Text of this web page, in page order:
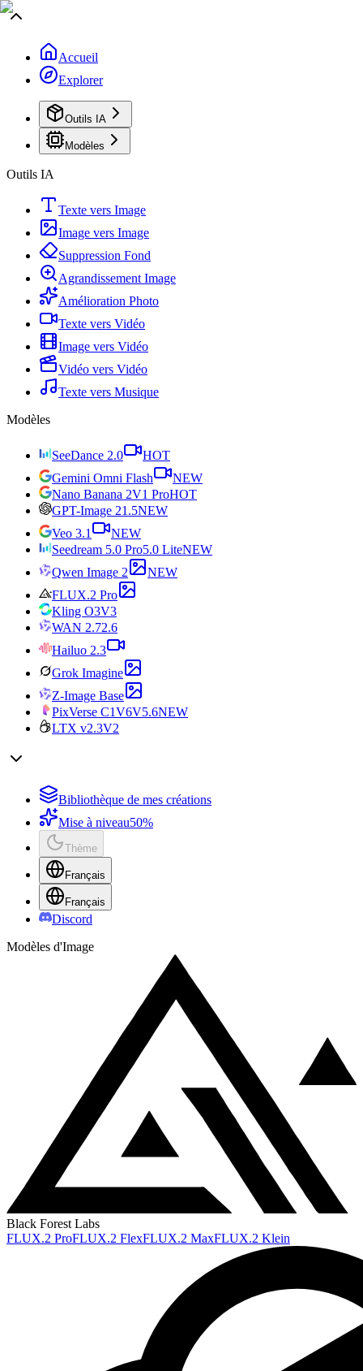
Accueil
Explorer
Outils IA
Modèles
Outils IA
Texte vers Image
Image vers Image
Suppression Fond
Agrandissement Image
Amélioration Photo
Texte vers Vidéo
Image vers Vidéo
Vidéo vers Vidéo
Texte vers Musique
Modèles
SeeDance 2.0
HOT
Gemini Omni Flash
NEW
Nano Banana 2V1 ProHOT
GPT-Image 21.5NEW
Veo 3.1
NEW
Seedream 5.0 Pro5.0 LiteNEW
Qwen Image 2
NEW
FLUX.2 Pro
Kling O3V3
WAN 2.72.6
Hailuo 2.3
Grok Imagine
Z-Image Base
PixVerse C1V6V5.6NEW
LTX v2.3V2
Bibliothèque de mes créations
Mise à niveau50%
Thème
Français
Français
Discord
Modèles d'Image
Black Forest Labs
FLUX.2 ProFLUX.2 FlexFLUX.2 MaxFLUX.2 Klein